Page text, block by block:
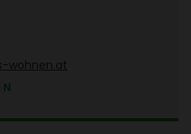
wohnen.at